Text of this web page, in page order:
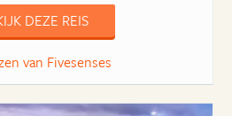
DEZE REIS
van Fivesenses